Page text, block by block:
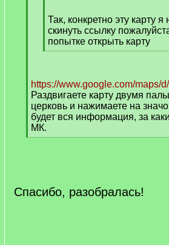
]Так, конкретно эту карту
скинуть ссылку
попытке открыть карту
[
]
https://www.google.com/maps/
Раздвигаете карту двумя
церковь и нажимаете на
будет вся информация, за
МК.
[
Cпасибо, разобралась!